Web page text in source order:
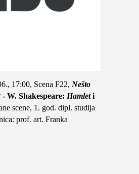
17:00, Scena F22, Nešto
- W. Shakespeare: Hamleti
scene, 1. god. dipl. studija
prof. art. Franka